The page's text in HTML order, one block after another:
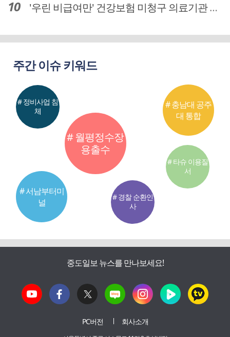
'우린 비급여만' 건강보험 미청구 의료기관 대전 65곳 충남 31곳
주간 이슈 키워드
# 월평정수장
용출수
# 서남부터미
널
# 충남대 공주
대 통합
# 정비사업 침
체
# 경찰 순환인
사
# 타슈 이용질
서
중도일보 뉴스를 만나보세요!
PC버전 회사소개